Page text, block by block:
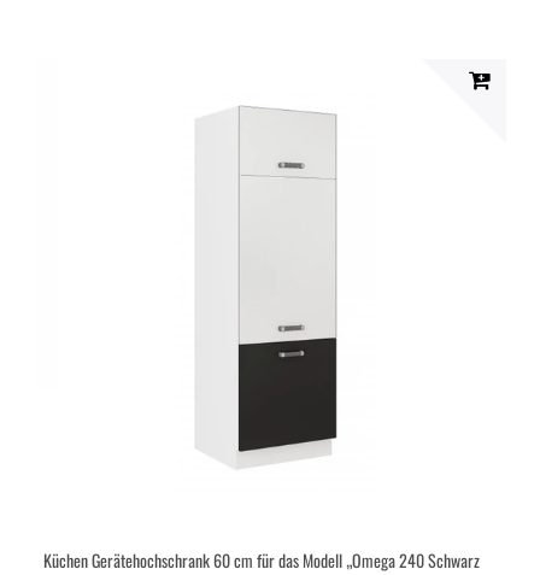
Küchen Gerätehochschrank 60 cm für das Modell „Omega 240 Schwarz